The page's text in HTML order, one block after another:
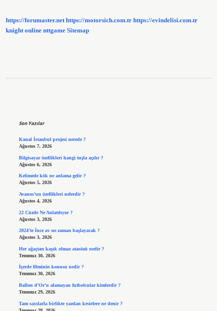
https://forumaster.net https://motorsich.com.tr https://evindelisi.com.tr
knight online nttgame Sitemap
Son Yazılar
Kanal İstanbul projesi nerede ?
Ağustos 7, 2026
Bilgisayar özellikleri hangi tuşla açılır ?
Ağustos 6, 2026
Kelimede kök ne anlama gelir ?
Ağustos 5, 2026
Avanos’un özellikleri nelerdir ?
Ağustos 4, 2026
22 Cüzde Ne Anlatılıyor ?
Ağustos 3, 2026
2024’te İnce av ne zaman başlayacak ?
Ağustos 3, 2026
Her ağaçtan kaşık olmaz atasözü nedir ?
Temmuz 30, 2026
İçerde filminin konusu nedir ?
Temmuz 30, 2026
Ballon d’Or’u alamayan futbolcular kimlerdir ?
Temmuz 29, 2026
Tam sayılarla birlikte yazılan kesirlere ne denir ?